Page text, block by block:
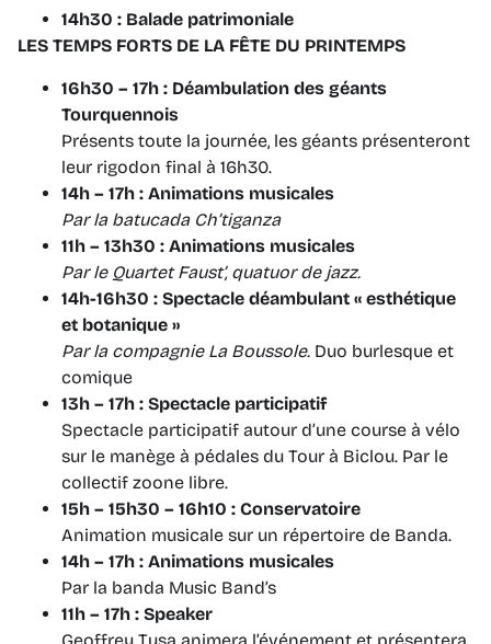
14h30 : Balade patrimoniale
LES TEMPS FORTS DE LA FÊTE DU PRINTEMPS
16h30 – 17h : Déambulation des géants
Tourquennois
Présents toute la journée, les géants présenteront
leur rigodon final à 16h30.
14h – 17h : Animations musicales
Par la batucada Ch’tiganza
11h – 13h30 : Animations musicales
Par le Quartet Faust’, quatuor de jazz.
14h-16h30 : Spectacle déambulant « esthétique
et botanique »
Par la compagnie La Boussole. Duo burlesque et
comique
13h – 17h : Spectacle participatif
Spectacle participatif autour d’une course à vélo
sur le manège à pédales du Tour à Biclou. Par le
collectif zoone libre.
15h – 15h30 – 16h10 : Conservatoire
Animation musicale sur un répertoire de Banda.
14h – 17h : Animations musicales
Par la banda Music Band’s
11h – 17h : Speaker